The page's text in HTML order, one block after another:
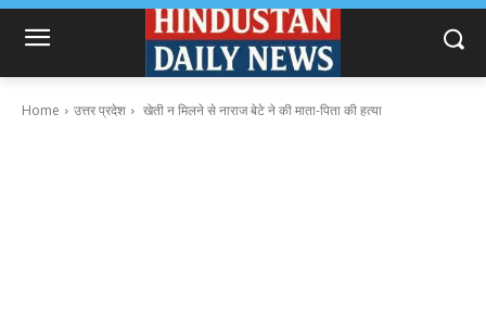
Home उत्तर प्रदेश खेती न मिलने से नाराज बेटे ने की माता-पिता की हत्या